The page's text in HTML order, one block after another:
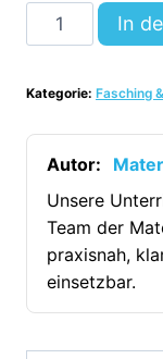
Steckbriefe
Fasching/
(Verschiedene
Kostüme)
[Digital]
Menge
In
Kategorie: Fasching
Autor:
Unsere
Team der
praxisnah,
einsetzbar.